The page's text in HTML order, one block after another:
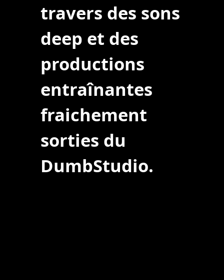
travers des sons
deep et des
productions
entraînantes
fraichement
sorties du
DumbStudio.